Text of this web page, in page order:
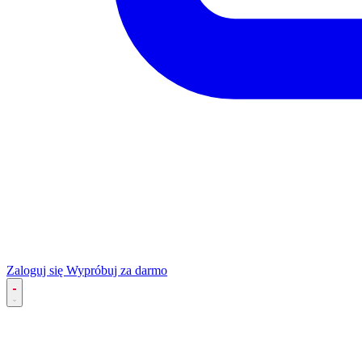
Zaloguj się Wypróbuj za darmo